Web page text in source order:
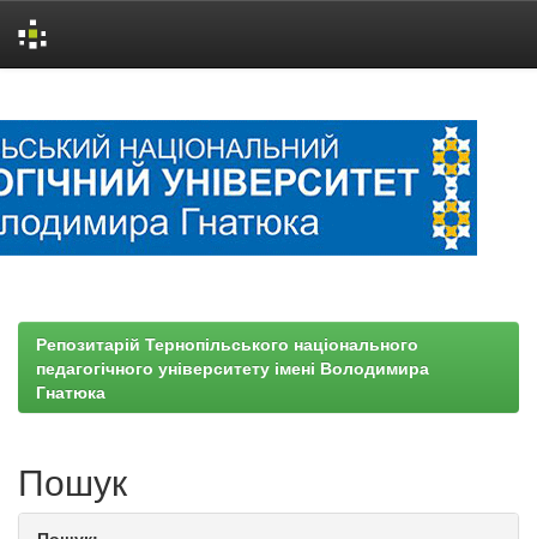
Репозитарій Тернопільського національного
педагогічного університету імені Володимира
Гнатюка
Пошук